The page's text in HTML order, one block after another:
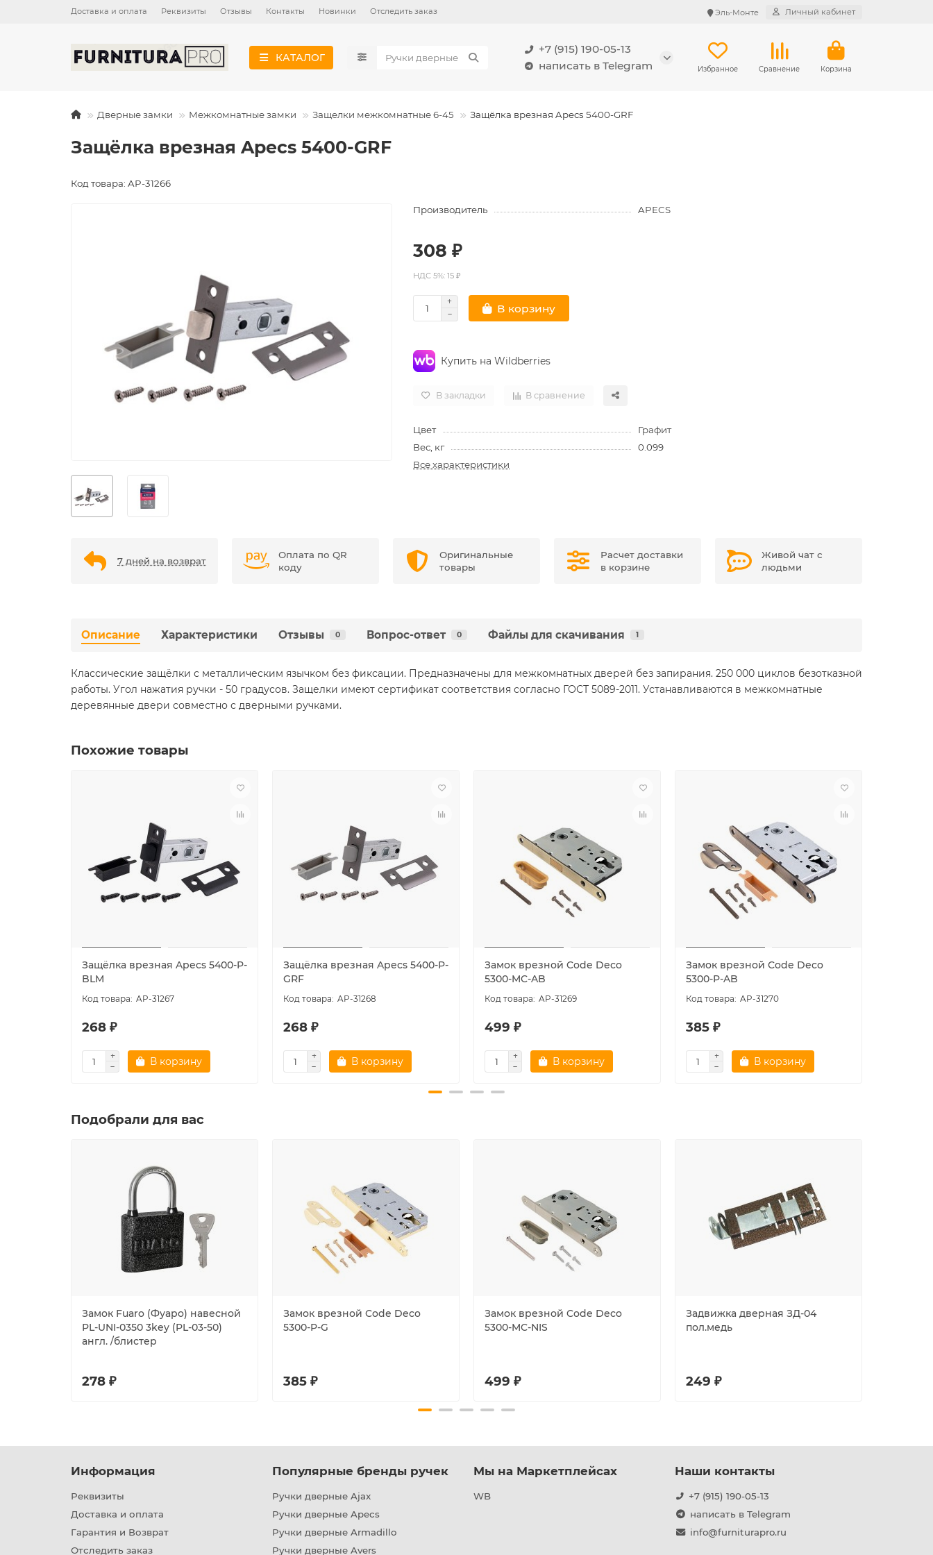
Доставка и оплата Реквизиты Отзывы Контакты Новинки Отследить заказ Эль-Монте Личный кабинет
КАТАЛОГ
+7 (915) 190-05-13
написать в Telegram
Избранное Сравнение Корзина
Дверные замки Межкомнатные замки Защелки межкомнатные 6-45 Защёлка врезная Apecs 5400-GRF
Защёлка врезная Apecs 5400-GRF
Код товара: AP-31266
Производитель APECS
308 ₽
НДС 5%: 15 ₽
В корзину
Купить на Wildberries
В закладки В сравнение
Цвет
Графит
Вес, кг
0.099
Все характеристики
7 дней на возврат
Оплата по QR
коду
Оригинальные
товары
Расчет доставки
в корзине
Живой чат с
людьми
Описание Характеристики Отзывы 0 Вопрос-ответ 0 Файлы для скачивания 1
Классические защёлки с металлическим язычком без фиксации. Предназначены для межкомнатных дверей без запирания. 250 000 циклов безотказной
работы. Угол нажатия ручки - 50 градусов. Защелки имеют сертификат соответствия согласно ГОСТ 5089-2011. Устанавливаются в межкомнатные
деревянные двери совместно с дверными ручками.
Похожие товары
Защёлка врезная Apecs 5400-P-
BLM
AP-31267
268 ₽
В корзину
Защёлка врезная Apecs 5400-P-
GRF
AP-31268
268 ₽
В корзину
Замок врезной Code Deco
5300-MC-AB
AP-31269
499 ₽
В корзину
Замок врезной Code Deco
5300-P-AB
AP-31270
385 ₽
В корзину
Подобрали для вас
Замок Fuaro (Фуаро) навесной
PL-UNI-0350 3key (PL-03-50)
англ. /блистер
278 ₽
Замок врезной Code Deco
5300-P-G
385 ₽
Замок врезной Code Deco
5300-MC-NIS
499 ₽
Задвижка дверная ЗД-04
пол.медь
249 ₽
Информация
Реквизиты
Доставка и оплата
Гарантия и Возврат
Отследить заказ
Популярные бренды ручек
Ручки дверные Ajax
Ручки дверные Apecs
Ручки дверные Armadillo
Ручки дверные Avers
Мы на Маркетплейсах
WB
Наши контакты
+7 (915) 190-05-13
написать в Telegram
info@furniturapro.ru